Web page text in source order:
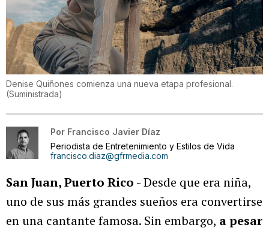
Denise Quiñones comienza una nueva etapa profesional.
(Suministrada)
Por Francisco Javier Díaz
Periodista de Entretenimiento y Estilos de Vida
francisco.diaz@gfrmedia.com
San Juan, Puerto Rico - Desde que era niña,
uno de sus más grandes sueños era convertirse
en una cantante famosa. Sin embargo, a pesar